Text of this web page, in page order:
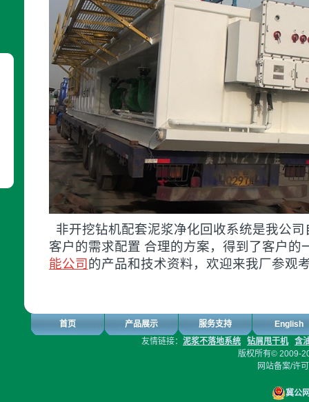
非开挖钻机配套泥浆净化回收系统是我公
客户的需求配置 合理的方案，得到了客户的
能公司 的产品和技术资料，欢迎来我厂参观
首页 产品展示 服务支持
English
友情链接： 泥浆不落地系统 钻屑甩干机
含
版权所有© 2009-
网站备案/许
冀公